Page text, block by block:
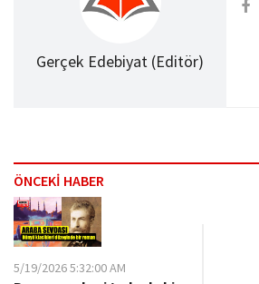
Gerçek Edebiyat (Editör)
ÖNCEKİ HABER
5/19/2026 5:32:00 AM